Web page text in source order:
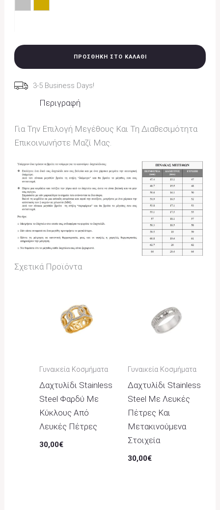
ΑσημίΧρυσό
ΠΡΟΣΘΉΚΗ ΣΤΟ ΚΑΛΆΘΙ
3-5 Business Days!
Περιγραφή
Για Την Επιλογή Μεγέθους Και Τη Διαθεσιμότητα
Επικοινωνήστε Μαζί Μας.
Σχετικά Προϊόντα
Γυναικεία Κοσμήματα
Δαχτυλίδι Stainless
Steel Φαρδύ Με
Κύκλους Από
Λευκές Πέτρες
30,00€
Γυναικεία Κοσμήματα
Δαχτυλίδι Stainless
Steel Με Λευκές
Πέτρες Και
Μετακινούμενα
Στοιχεία
30,00€